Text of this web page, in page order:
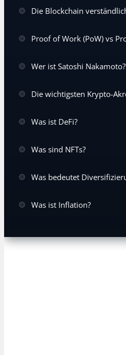
Wer ist Satoshi Nakamoto?
Was ist DeFi?
Was sind NFTs?
Was ist Inflation?